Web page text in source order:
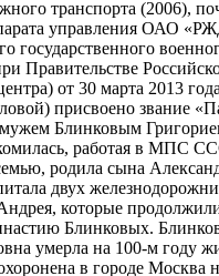
транспорта (2006),
управления ОАО
государственного
Правительстве
от 30 марта 2013
присвоено звание
Блинковым
работая в МПС
родила сына
двух
которые
Блинковых.
умерла на 100-м году
в городе Москва